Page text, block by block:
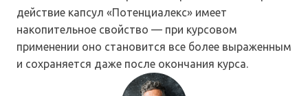
действие капсул «Потенциалекс» имеет
накопительное свойство — при курсовом
применении оно становится все более выраженным
и сохраняется даже после окончания курса.